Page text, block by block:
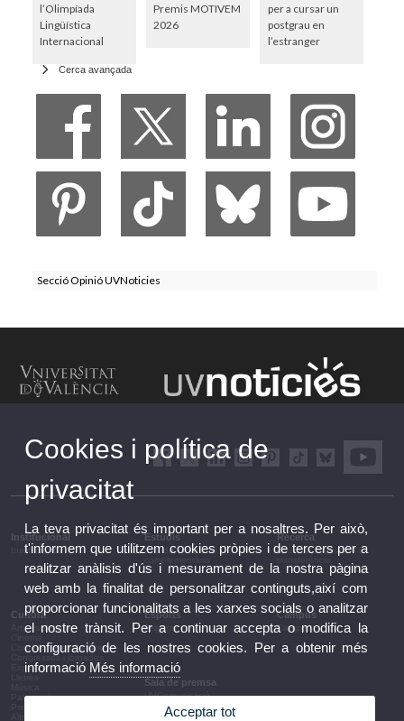
l’Olimpíada
Lingüística
Internacional
Premis MOTIVEM
2026
per a cursar un
postgrau en
l’estranger
Cerca avançada
Secció Opinió UVNoticies
Institucional
Institucional
Estudis
Estudis i formació
Recerca
Recerca, innovació i
Cultura
Arts escèniques
Conferències i debats
Congressos i jornades
Exposicions
Patrimoni
Esports
Esports
Campus
Campus
Sala de premsa
UVComunicació
Notes de premsa
Agenda de govern
Cookies i política de
privacitat
La teva privacitat és important per a nosaltres. Per això,
t'informem que utilitzem cookies pròpies i de tercers per a
realitzar anàlisis d'ús i mesurament de la nostra pàgina
web amb la finalitat de personalitzar continguts,així com
proporcionar funcionalitats a les xarxes socials o analitzar
el nostre trànsit. Per a continuar accepta o modifica la
configuració de les nostres cookies. Per a obtenir més
informació Més informació
Acceptar tot